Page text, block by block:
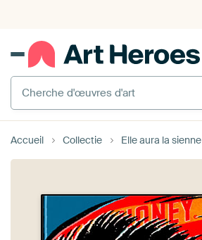
Cherche d'œuvres d'art
Accueil Collectie Elle aura la sienne